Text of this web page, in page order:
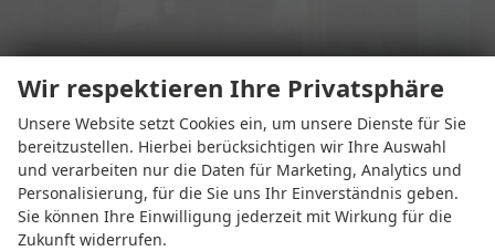
Eugen-Rosner-Str. 16
83278 Traunstein
Wir respektieren Ihre Privatsphäre
Unsere Website setzt Cookies ein, um unsere Dienste für Sie
bereitzustellen. Hierbei berücksichtigen wir Ihre Auswahl
und verarbeiten nur die Daten für Marketing, Analytics und
Personalisierung, für die Sie uns Ihr Einverständnis geben.
Sie können Ihre Einwilligung jederzeit mit Wirkung für die
Zukunft widerrufen.